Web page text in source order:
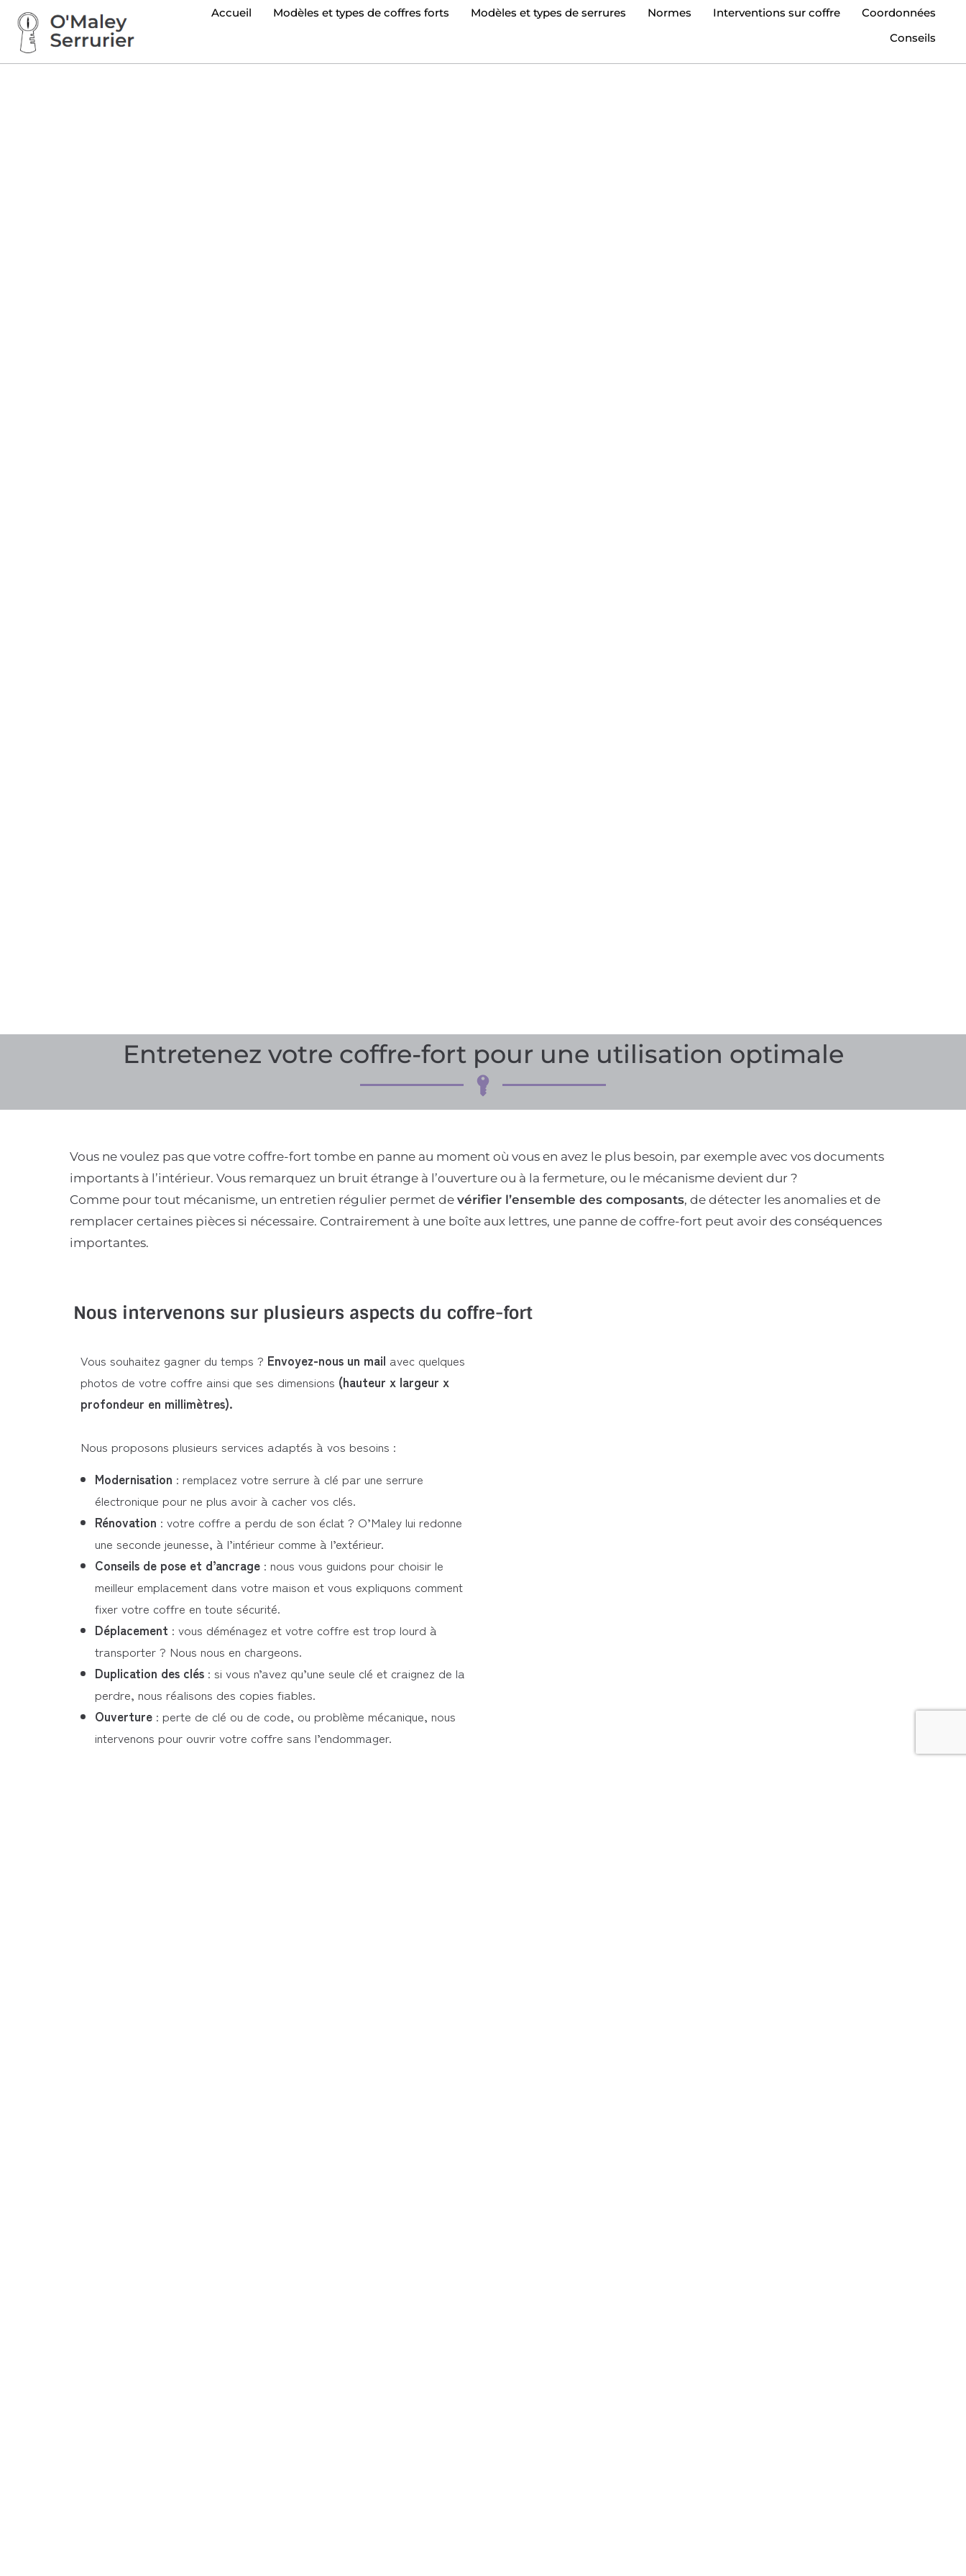
Accueil Modèles et types de coffres forts Modèles et types de serrures Normes Interventions sur coffre
Coordonnées
Conseils
Entretenez votre coffre-fort pour une utilisation optimale
Vous ne voulez pas que votre coffre-fort tombe en panne au moment où vous en avez le plus besoin, par exemple avec vos documents
importants à l’intérieur. Vous remarquez un bruit étrange à l’ouverture ou à la fermeture, ou le mécanisme devient dur ?
Comme pour tout mécanisme, un entretien régulier permet de vérifier l’ensemble des composants, de détecter les anomalies et de
remplacer certaines pièces si nécessaire. Contrairement à une boîte aux lettres, une panne de coffre-fort peut avoir des conséquences
importantes.
Nous intervenons sur plusieurs aspects du coffre-fort
Vous souhaitez gagner du temps ? Envoyez-nous un mail avec quelques
photos de votre coffre ainsi que ses dimensions (hauteur x largeur x
profondeur en millimètres).
Nous proposons plusieurs services adaptés à vos besoins :
Modernisation : remplacez votre serrure à clé par une serrure
électronique pour ne plus avoir à cacher vos clés.
Rénovation : votre coffre a perdu de son éclat ? O’Maley lui redonne
une seconde jeunesse, à l’intérieur comme à l’extérieur.
Conseils de pose et d’ancrage : nous vous guidons pour choisir le
meilleur emplacement dans votre maison et vous expliquons comment
fixer votre coffre en toute sécurité.
Déplacement : vous déménagez et votre coffre est trop lourd à
transporter ? Nous nous en chargeons.
Duplication des clés : si vous n’avez qu’une seule clé et craignez de la
perdre, nous réalisons des copies fiables.
Ouverture : perte de clé ou de code, ou problème mécanique, nous
intervenons pour ouvrir votre coffre sans l’endommager.